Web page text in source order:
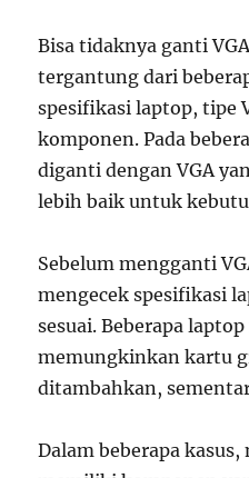
Bisa tidaknya ganti
tergantung dari
spesifikasi laptop, tipe
komponen. Pada
diganti dengan VGA
lebih baik untuk
Sebelum mengganti
mengecek spesifikasi
sesuai. Beberapa
memungkinkan kartu
ditambahkan,
Dalam beberapa